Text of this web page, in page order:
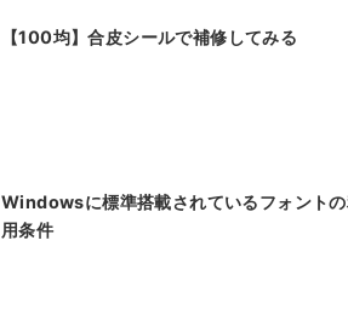
【100均】合皮シールで補修してみる
Windowsに標準搭載されているフォント
用条件